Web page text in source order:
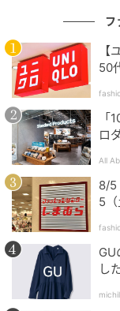
フ
50
「
ロ
All
8/5
5
GU
し